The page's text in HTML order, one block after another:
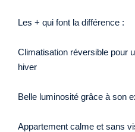
Les + qui font la différence :
Climatisation réversible pour
hiver
Belle luminosité grâce à son
Appartement calme et sans